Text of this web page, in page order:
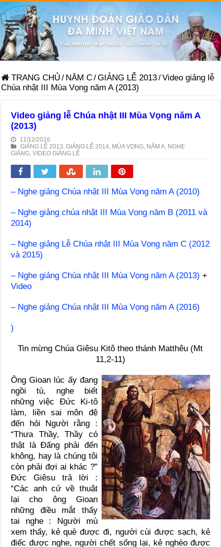
TRANG CHỦ / NĂM C/GIẢNG LỄ 2013/Video giảng lễ
Chúa nhật III Mùa Vọng năm A (2013)
Video giảng lễ Chúa nhật III Mùa Vọng năm A
(2013)
11/12/2016
GIẢNG LỄ 2013 ,GIẢNG LỄ 2014 MÙA VỌNG NĂM A NGHE
GIẢNG ,VIDEO GIẢNG LỄ
– Nghe giảng Chúa nhật III Mùa Vọng năm A (2010)
– Nghe giảng chúa nhật III Mùa Vọng năm B (2011 và
2014)
– Nghe giảng Lễ Chúa nhật III Mùa Vọng năm C (2012
và 2015)
– Nghe giảng Chúa nhật III Mùa Vọng năm A (2013)+
Video
– Nghe giảng Chúa nhật III Mùa Vọng năm A (2016)
)
Tin mừng Chúa Giêsu Kitô theo thánh Matthêu (Mt
11,2-11)
Ông Gioan lúc ấy đang
ngồi tù, nghe biết
những việc Đức Ki-tô
làm, liền sai môn đệ
đến hỏi Người rằng :
“Thưa Thầy, Thầy có
thật là Đấng phải đến
không, hay là chúng tôi
còn phải đợi ai khác ?”
Đức Giêsu trả lời :
“Các anh cứ về thuật
lại cho ông Gioan
những điều mắt thấy
tai nghe : Người mù
xem thấy, kẻ què được đi, người cùi được sạch, kẻ
điếc được nghe, người chết sống lại, kẻ nghèo được